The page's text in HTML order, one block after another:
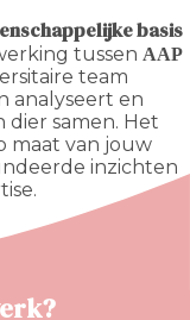
basis
tussen AAP
team
analyseert en
dier samen. Het
maat van jouw
inzichten